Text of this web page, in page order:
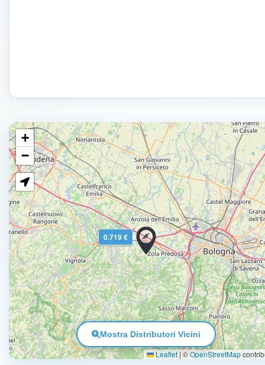
0.719 €
+
−
Leaflet|©OpenStreetMap
Mostra Distributori Vicini